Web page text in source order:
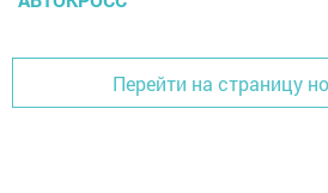
Перейти на страницу